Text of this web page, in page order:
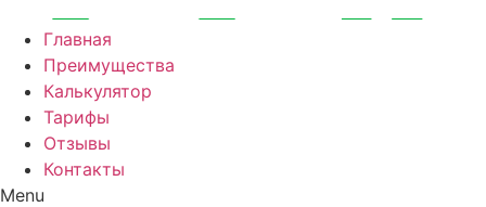
Перейти
содержимому
Главная
Преимущества
Калькулятор
Тарифы
Отзывы
Контакты
Menu